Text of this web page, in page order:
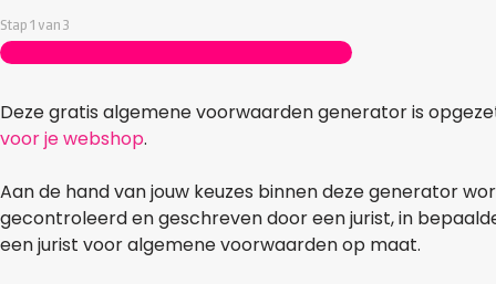
Stap1 van3
Deze gratis algemene voorwaarden generator is
voor je webshop.
Aan de hand van jouw keuzes binnen deze generator
gecontroleerd en geschreven door een jurist, in
een jurist voor algemene voorwaarden op maat.
1
van